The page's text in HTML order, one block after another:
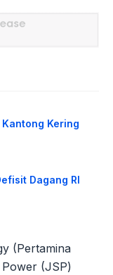
Kering
Dagang RI
(Pertamina
(JSP)